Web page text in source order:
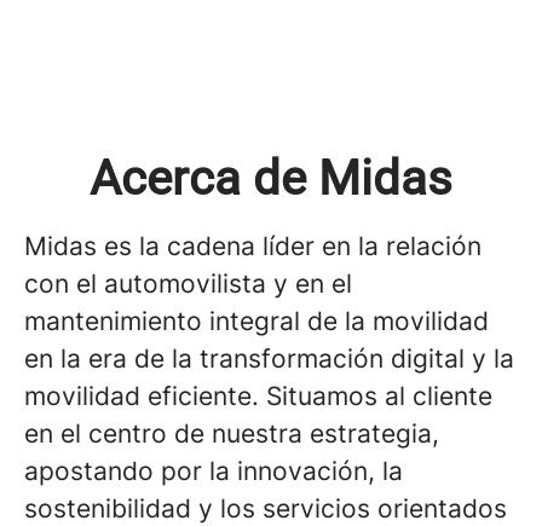
Acerca de Midas
Midas es la cadena líder en la relación
con el automovilista y en el
mantenimiento integral de la movilidad
en la era de la transformación digital y la
movilidad eficiente. Situamos al cliente
en el centro de nuestra estrategia,
apostando por la innovación, la
sostenibilidad y los servicios orientados